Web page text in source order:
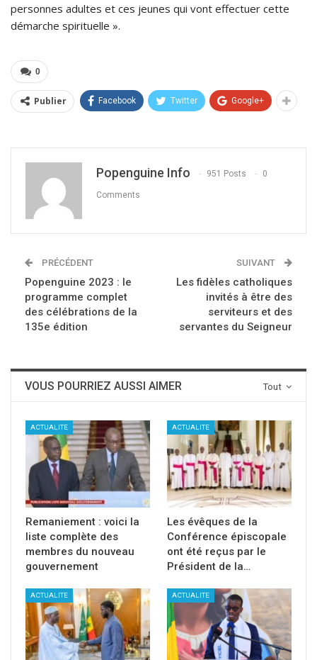
personnes adultes et ces jeunes qui vont effectuer cette
démarche spirituelle ».
0
Publier Facebook Twitter Google+
Popenguine Info 951 Posts 0
Comments
PRÉCÉDENT
Popenguine 2023 : le
programme complet
des célébrations de la
135e édition
SUIVANT
Les fidèles catholiques
invités à être des
serviteurs et des
servantes du Seigneur
Tout
VOUS POURRIEZ AUSSI AIMER
ACTUALITE
Remaniement : voici la
liste complète des
membres du nouveau
gouvernement
ACTUALITE
Les évêques de la
Conférence épiscopale
ont été reçus par le
Président de la…
ACTUALITE ACTUALITE